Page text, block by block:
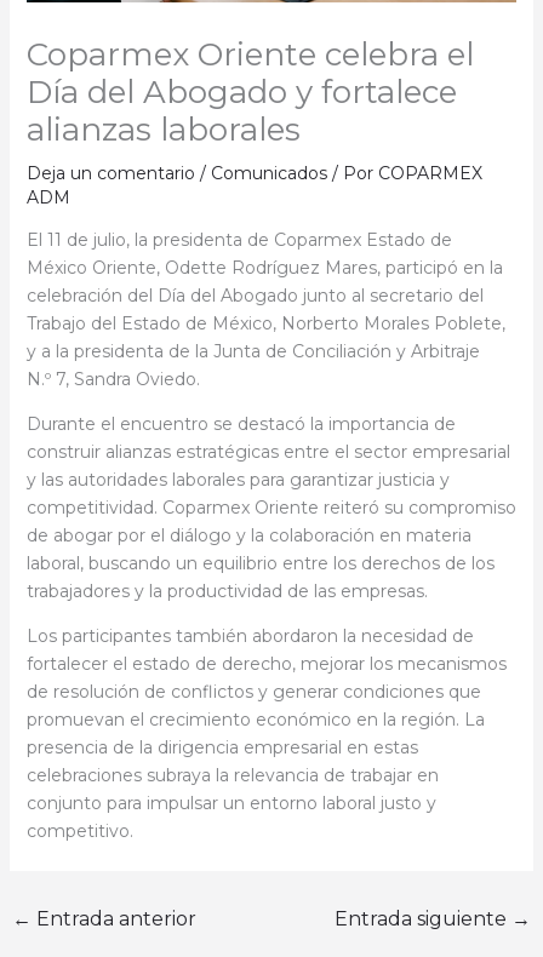
Coparmex Oriente celebra el
Día del Abogado y fortalece
alianzas laborales
Deja un comentario / Comunicados/ Por COPARMEX
ADM
El 11 de julio, la presidenta de Coparmex Estado de
México Oriente, Odette Rodríguez Mares, participó en la
celebración del Día del Abogado junto al secretario del
Trabajo del Estado de México, Norberto Morales Poblete,
y a la presidenta de la Junta de Conciliación y Arbitraje
N.º 7, Sandra Oviedo.
Durante el encuentro se destacó la importancia de
construir alianzas estratégicas entre el sector empresarial
y las autoridades laborales para garantizar justicia y
competitividad. Coparmex Oriente reiteró su compromiso
de abogar por el diálogo y la colaboración en materia
laboral, buscando un equilibrio entre los derechos de los
trabajadores y la productividad de las empresas.
Los participantes también abordaron la necesidad de
fortalecer el estado de derecho, mejorar los mecanismos
de resolución de conflictos y generar condiciones que
promuevan el crecimiento económico en la región. La
presencia de la dirigencia empresarial en estas
celebraciones subraya la relevancia de trabajar en
conjunto para impulsar un entorno laboral justo y
competitivo.
← Entrada anterior Entrada siguiente →